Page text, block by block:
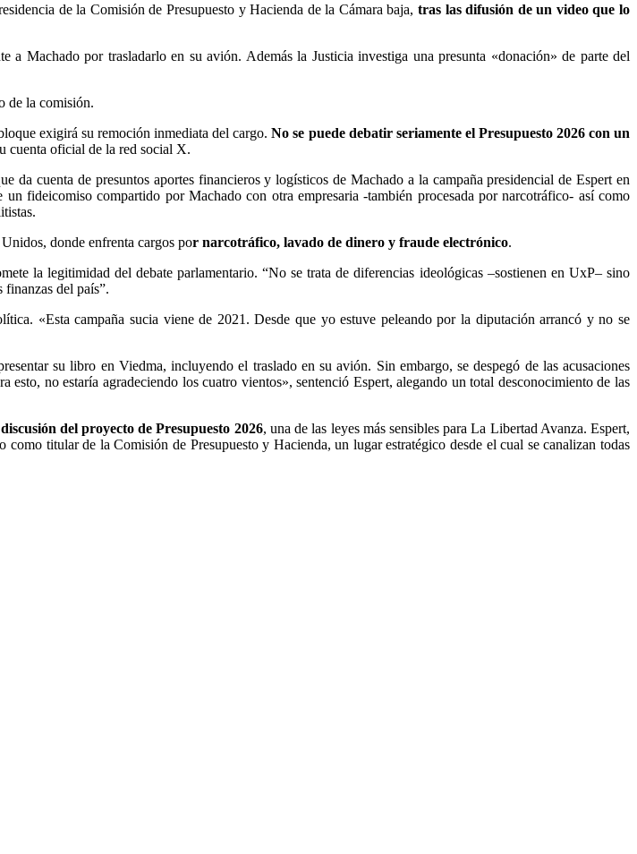
de la Comisión de Presupuesto y Hacienda de la Cámara baja,tras las difusión de un video que lo
Machado por trasladarlo en su avión. Además la Justicia investiga una presunta «donación» de parte del
de la comisión.
exigirá su remoción inmediata del cargo.No se puede debatir seriamente el Presupuesto 2026 con un
cuenta oficial de la red social X.
cuenta de presuntos aportes financieros y logísticos de Machado a la campaña presidencial de Espert en
un fideicomiso compartido por Machado con otra empresaria -también procesada por narcotráfico- así como
donde enfrenta cargos por narcotráfico, lavado de dinero y fraude electrónico.
la legitimidad del debate parlamentario. “No se trata de diferencias ideológicas –sostienen en UxP– sino
del país”.
«Esta campaña sucia viene de 2021. Desde que yo estuve peleando por la diputación arrancó y no se
su libro en Viedma, incluyendo el traslado en su avión. Sin embargo, se despegó de las acusaciones
no estaría agradeciendo los cuatro vientos», sentenció Espert, alegando un total desconocimiento de las
discusión del proyecto de Presupuesto 2026, una de las leyes más sensibles para La Libertad Avanza. Espert,
titular de la Comisión de Presupuesto y Hacienda, un lugar estratégico desde el cual se canalizan todas